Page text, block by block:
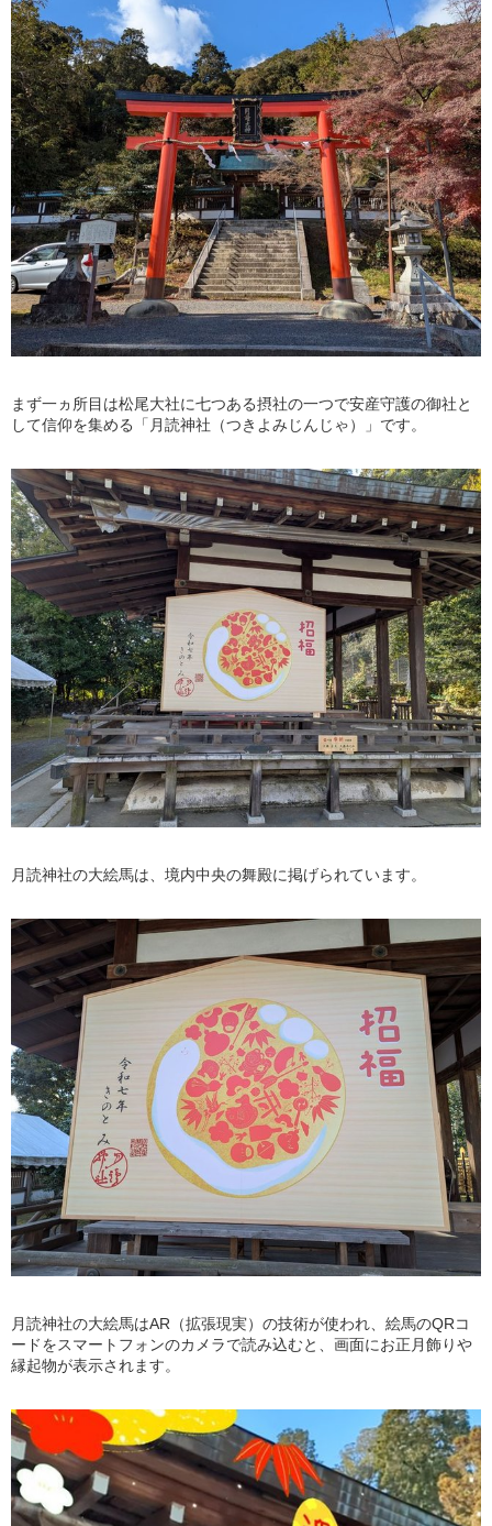
まず一ヵ所目は松尾大社に七つある摂社の一つで安産守護の御社と
して信仰を集める「月読神社（つきよみじんじゃ）」です。
月読神社の大絵馬は、境内中央の舞殿に掲げられています。
月読神社の大絵馬はAR（拡張現実）の技術が使われ、絵馬のQRコ
ードをスマートフォンのカメラで読み込むと、画面にお正月飾りや
縁起物が表示されます。